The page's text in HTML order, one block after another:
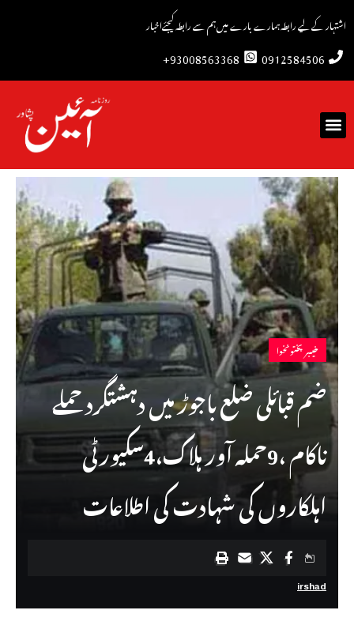
اشتہار کے لیے رابطہہمارے بارے میںہم سے رابطہ کیجئےاخبار
0912584506
93008563368+
خیبرپختونخوا
ضم قبائلی ضلع باجوڑ میں دہشتگرد حملے
ناکام ،9حملہ آور ہلاک،4سکیورٹی
اہلکاروں کی شہادت کی اطلاعات
irshad